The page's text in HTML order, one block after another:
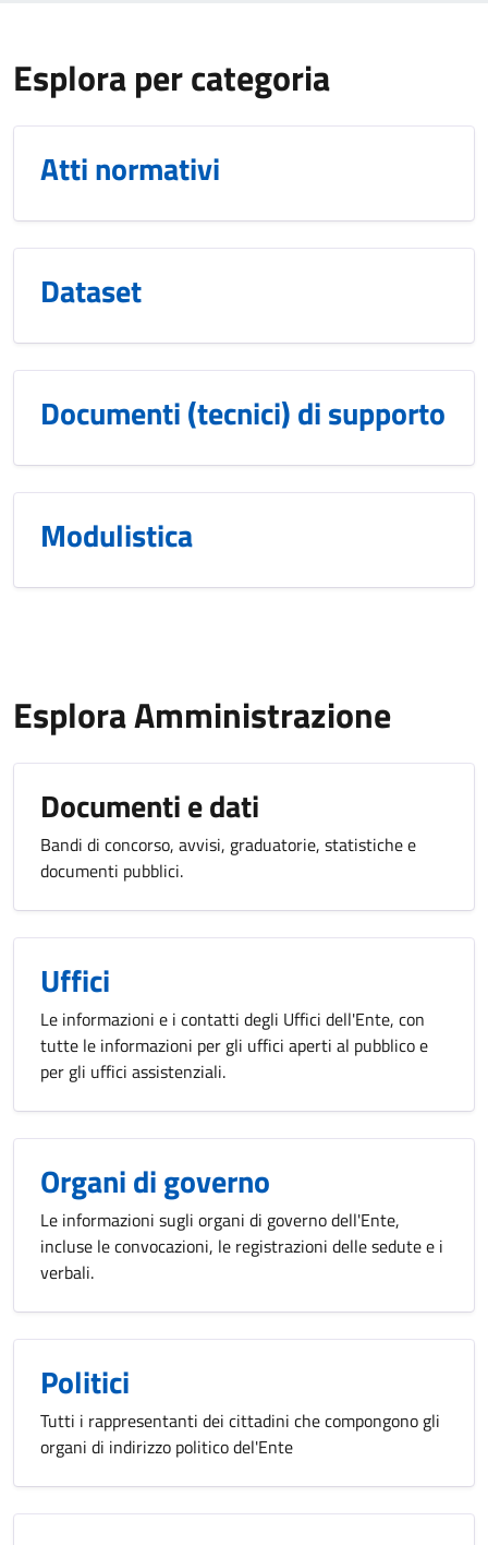
Esplora per categoria
Atti normativi
Dataset
Documenti (tecnici) di supporto
Modulistica
Esplora Amministrazione
Documenti e dati
Bandi di concorso, avvisi, graduatorie, statistiche e
documenti pubblici.
Uffici
Le informazioni e i contatti degli Uffici dell'Ente, con
tutte le informazioni per gli uffici aperti al pubblico e
per gli uffici assistenziali.
Organi di governo
Le informazioni sugli organi di governo dell'Ente,
incluse le convocazioni, le registrazioni delle sedute e i
verbali.
Politici
Tutti i rappresentanti dei cittadini che compongono gli
organi di indirizzo politico del'Ente